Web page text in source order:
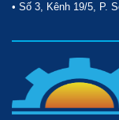
• Số 3, Kênh 19/5, P.